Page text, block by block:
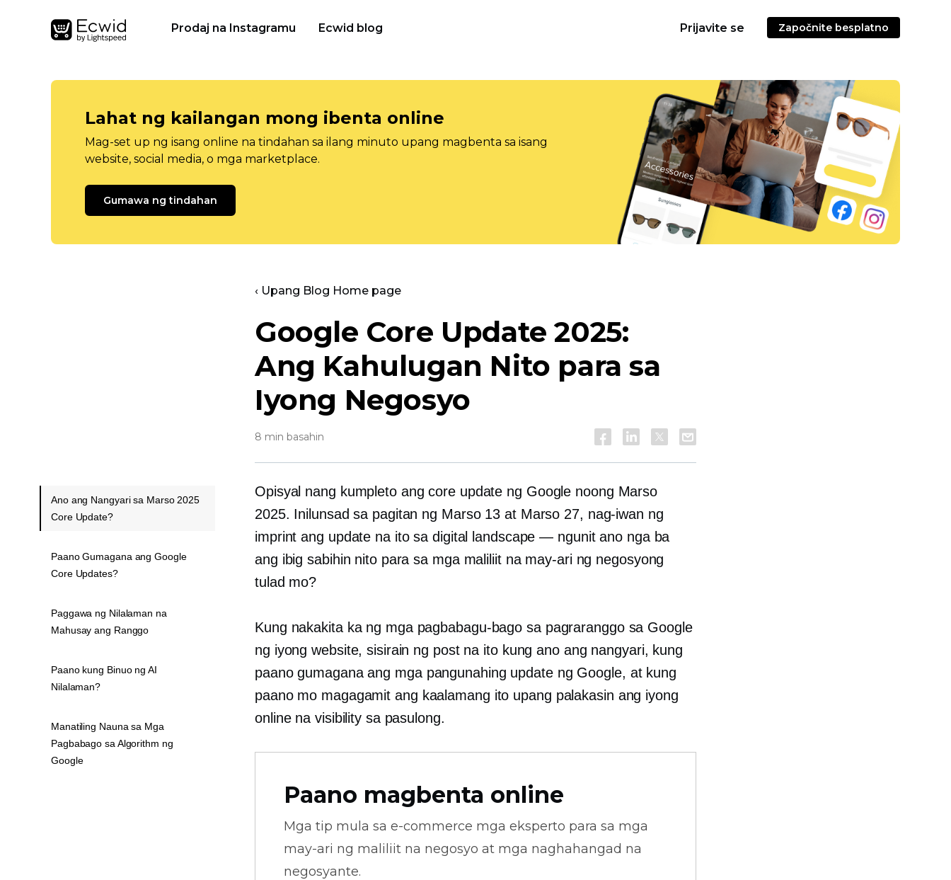
Prodaj na Instagramu Ecwid blog Prijavite se Započnite besplatno
Lahat ng kailangan mong ibenta online
Mag-set up ng isang online na tindahan sa ilang minuto upang magbenta sa isang
website, social media, o mga marketplace.
Gumawa ng tindahan
‹ Upang Blog Home page
Google Core Update 2025:
Ang Kahulugan Nito para sa
Iyong Negosyo
8 min basahin
Opisyal nang kumpleto ang core update ng Google noong Marso
2025. Inilunsad sa pagitan ng Marso 13 at Marso 27, nag-iwan ng
imprint ang update na ito sa digital landscape — ngunit ano nga ba
ang ibig sabihin nito para sa mga maliliit na may-ari ng negosyong
tulad mo?
Kung nakakita ka ng mga pagbabagu-bago sa pagraranggo sa Google
ng iyong website, sisirain ng post na ito kung ano ang nangyari, kung
paano gumagana ang mga pangunahing update ng Google, at kung
paano mo magagamit ang kaalamang ito upang palakasin ang iyong
online na visibility sa pasulong.
Paano magbenta online
Mga tip mula sa e-commerce mga eksperto para sa mga
may-ari ng maliliit na negosyo at mga naghahangad na
negosyante.
Ano ang Nangyari sa Marso 2025
Core Update?
Paano Gumagana ang Google
Core Updates?
Paggawa ng Nilalaman na
Mahusay ang Ranggo
Paano kung Binuo ng AI
Nilalaman?
Manatiling Nauna sa Mga
Pagbabago sa Algorithm ng
Google